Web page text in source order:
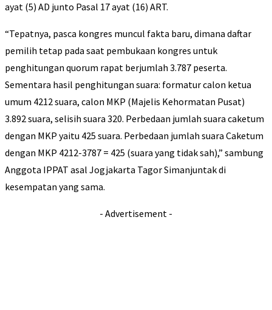
ayat (5) AD junto Pasal 17 ayat (16) ART.
“Tepatnya, pasca kongres muncul fakta baru, dimana daftar
pemilih tetap pada saat pembukaan kongres untuk
penghitungan quorum rapat berjumlah 3.787 peserta.
Sementara hasil penghitungan suara: formatur calon ketua
umum 4212 suara, calon MKP (Majelis Kehormatan Pusat)
3.892 suara, selisih suara 320. Perbedaan jumlah suara caketum
dengan MKP yaitu 425 suara. Perbedaan jumlah suara Caketum
dengan MKP 4212-3787 = 425 (suara yang tidak sah),” sambung
Anggota IPPAT asal Jogjakarta Tagor Simanjuntak di
kesempatan yang sama.
- Advertisement -